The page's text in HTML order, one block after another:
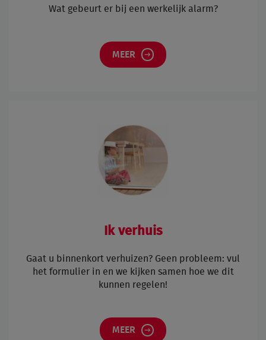
Wat gebeurt er bij een werkelijk alarm?
MEER
Ik verhuis
Gaat u binnenkort verhuizen? Geen probleem: vul
het formulier in en we kijken samen hoe we dit
kunnen regelen!
MEER